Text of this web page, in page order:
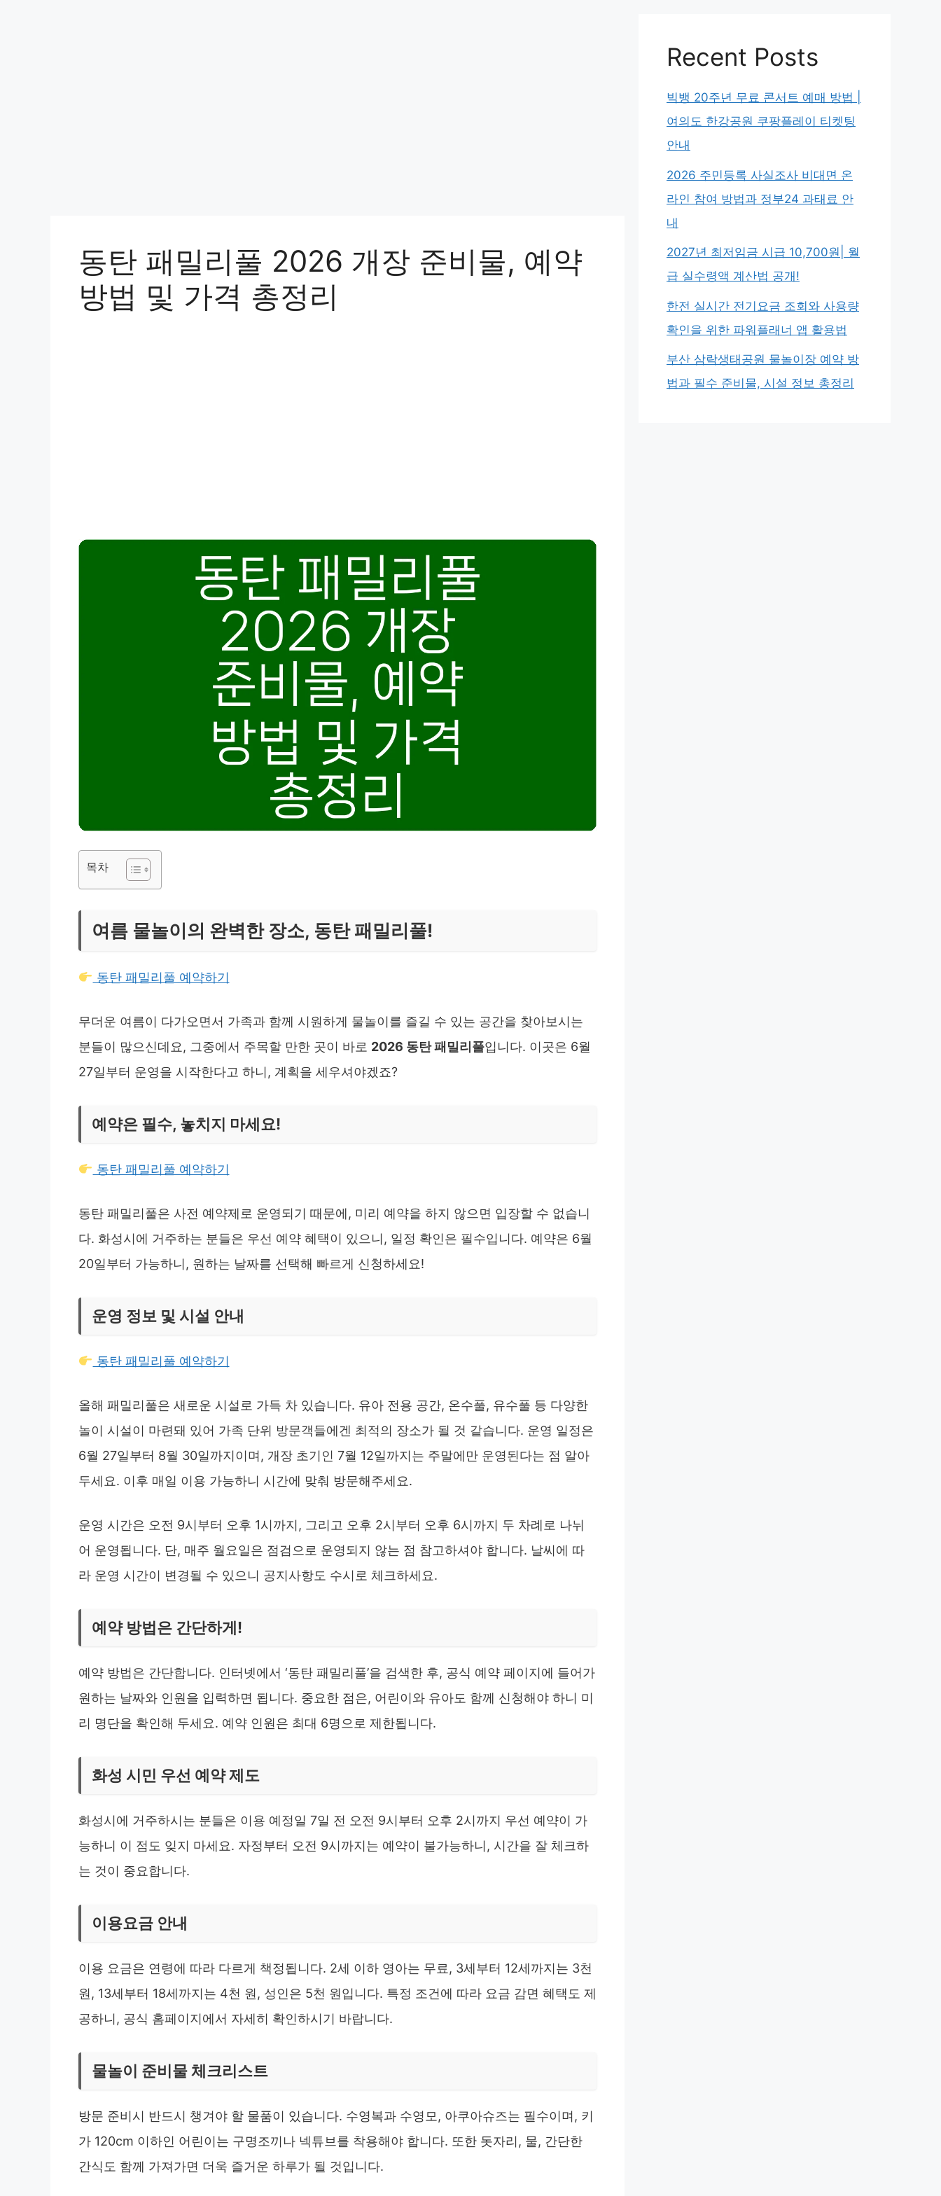
동탄 패밀리풀 2026 개장 준비물, 예약
방법 및 가격 총정리
목차
여름 물놀이의 완벽한 장소, 동탄 패밀리풀!
동탄 패밀리풀 예약하기
무더운 여름이 다가오면서 가족과 함께 시원하게 물놀이를 즐길 수 있는 공간을 찾아보시는
분들이 많으신데요, 그중에서 주목할 만한 곳이 바로 2026 동탄 패밀리풀입니다. 이곳은 6월
27일부터 운영을 시작한다고 하니, 계획을 세우셔야겠죠?
예약은 필수, 놓치지 마세요!
동탄 패밀리풀 예약하기
동탄 패밀리풀은 사전 예약제로 운영되기 때문에, 미리 예약을 하지 않으면 입장할 수 없습니
다. 화성시에 거주하는 분들은 우선 예약 혜택이 있으니, 일정 확인은 필수입니다. 예약은 6월
20일부터 가능하니, 원하는 날짜를 선택해 빠르게 신청하세요!
운영 정보 및 시설 안내
동탄 패밀리풀 예약하기
올해 패밀리풀은 새로운 시설로 가득 차 있습니다. 유아 전용 공간, 온수풀, 유수풀 등 다양한
놀이 시설이 마련돼 있어 가족 단위 방문객들에겐 최적의 장소가 될 것 같습니다. 운영 일정은
6월 27일부터 8월 30일까지이며, 개장 초기인 7월 12일까지는 주말에만 운영된다는 점 알아
두세요. 이후 매일 이용 가능하니 시간에 맞춰 방문해주세요.
운영 시간은 오전 9시부터 오후 1시까지, 그리고 오후 2시부터 오후 6시까지 두 차례로 나뉘
어 운영됩니다. 단, 매주 월요일은 점검으로 운영되지 않는 점 참고하셔야 합니다. 날씨에 따
라 운영 시간이 변경될 수 있으니 공지사항도 수시로 체크하세요.
예약 방법은 간단하게!
예약 방법은 간단합니다. 인터넷에서 ‘동탄 패밀리풀’을 검색한 후, 공식 예약 페이지에 들어가
원하는 날짜와 인원을 입력하면 됩니다. 중요한 점은, 어린이와 유아도 함께 신청해야 하니 미
리 명단을 확인해 두세요. 예약 인원은 최대 6명으로 제한됩니다.
화성 시민 우선 예약 제도
화성시에 거주하시는 분들은 이용 예정일 7일 전 오전 9시부터 오후 2시까지 우선 예약이 가
능하니 이 점도 잊지 마세요. 자정부터 오전 9시까지는 예약이 불가능하니, 시간을 잘 체크하
는 것이 중요합니다.
이용요금 안내
이용 요금은 연령에 따라 다르게 책정됩니다. 2세 이하 영아는 무료, 3세부터 12세까지는 3천
원, 13세부터 18세까지는 4천 원, 성인은 5천 원입니다. 특정 조건에 따라 요금 감면 혜택도 제
공하니, 공식 홈페이지에서 자세히 확인하시기 바랍니다.
물놀이 준비물 체크리스트
방문 준비시 반드시 챙겨야 할 물품이 있습니다. 수영복과 수영모, 아쿠아슈즈는 필수이며, 키
가 120cm 이하인 어린이는 구명조끼나 넥튜브를 착용해야 합니다. 또한 돗자리, 물, 간단한
간식도 함께 가져가면 더욱 즐거운 하루가 될 것입니다.
Recent Posts
빅뱅 20주년 무료 콘서트 예매 방법 |
여의도 한강공원 쿠팡플레이 티켓팅
안내
2026 주민등록 사실조사 비대면 온
라인 참여 방법과 정부24 과태료 안
내
2027년 최저임금 시급 10,700원| 월
급 실수령액 계산법 공개!
한전 실시간 전기요금 조회와 사용량
확인을 위한 파워플래너 앱 활용법
부산 삼락생태공원 물놀이장 예약 방
법과 필수 준비물, 시설 정보 총정리